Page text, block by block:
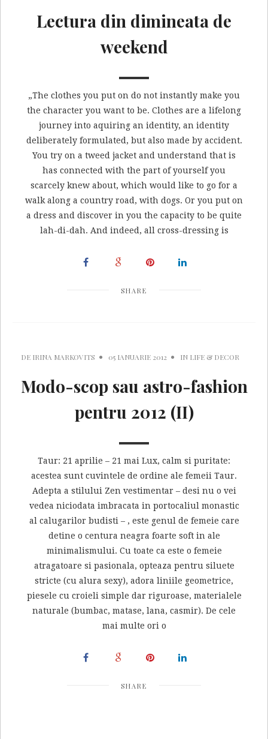
Lectura din dimineata de
weekend
„The clothes you put on do not instantly make you
the character you want to be. Clothes are a lifelong
journey into aquiring an identity, an identity
deliberately formulated, but also made by accident.
You try on a tweed jacket and understand that is
has connected with the part of yourself you
scarcely knew about, which would like to go for a
walk along a country road, with dogs. Or you put on
a dress and discover in you the capacity to be quite
lah-di-dah. And indeed, all cross-dressing is
SHARE
DE IRINA MARKOVITS 05 IANUARIE 2012 IN LIFE & DECOR
Modo-scop sau astro-fashion
pentru 2012 (II)
Taur: 21 aprilie – 21 mai Lux, calm si puritate:
acestea sunt cuvintele de ordine ale femeii Taur.
Adepta a stilului Zen vestimentar – desi nu o vei
vedea niciodata imbracata in portocaliul monastic
al calugarilor budisti – , este genul de femeie care
detine o centura neagra foarte soft in ale
minimalismului. Cu toate ca este o femeie
atragatoare si pasionala, opteaza pentru siluete
stricte (cu alura sexy), adora liniile geometrice,
piesele cu croieli simple dar riguroase, materialele
naturale (bumbac, matase, lana, casmir). De cele
mai multe ori o
SHARE